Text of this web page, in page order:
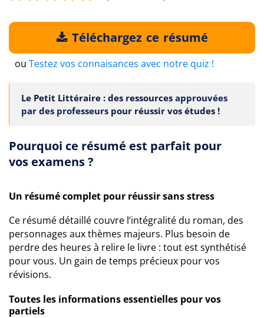
Téléchargez ce résumé
ou Testez vos connaisances avec notre quiz !
Le Petit Littéraire : des ressources approuvées
par des professeurs pour réussir vos études !
Pourquoi ce résumé est parfait pour
vos examens ?
Un résumé complet pour réussir sans stress
Ce résumé détaillé couvre l’intégralité du roman, des
personnages aux thèmes majeurs. Plus besoin de
perdre des heures à relire le livre : tout est synthétisé
pour vous. Un gain de temps précieux pour vos
révisions.
Toutes les informations essentielles pour vos
partiels